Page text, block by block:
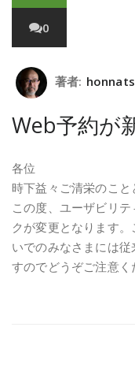
0
著者:
Web予約が
各位
時下益々ご清栄のこと
この度、ユーザビリ
クが変更となります
いでのみなさまには
すのでどうぞご注意く